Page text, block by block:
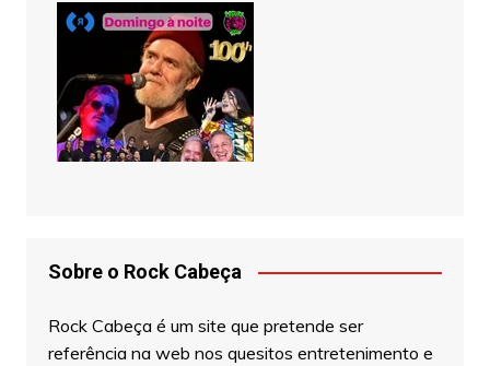
Sobre o Rock Cabeça
Rock Cabeça é um site que pretende ser
referência na web nos quesitos entretenimento e